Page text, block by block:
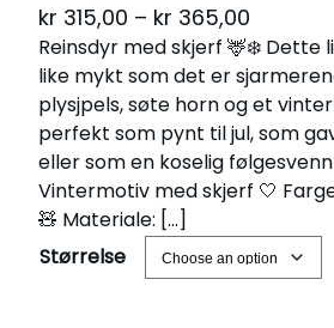
kr 315,00 – kr 365,00
r
i
c
e
r
n
g
Reinsdyr med skjerf 🦌❄️ Dette
like mykt som det er
plysjpels, søte horn og et
perfekt som pynt til jul, som
eller som en koselig
Vintermotiv med skjerf 🤍
🧸 Materiale: […]
Størrelse